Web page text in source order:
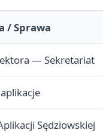
/ Sprawa
— Sekretariat
Sędziowskiej